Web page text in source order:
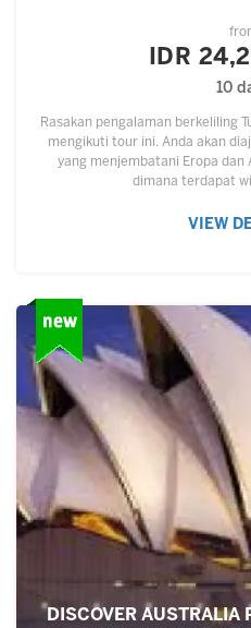
IDR
10
Rasakan pengalaman berkeliling
mengikuti tour ini. Anda akan
yang menjembatani Eropa dan
dimana terdapat
VIEW
DISCOVER AUSTRALIA